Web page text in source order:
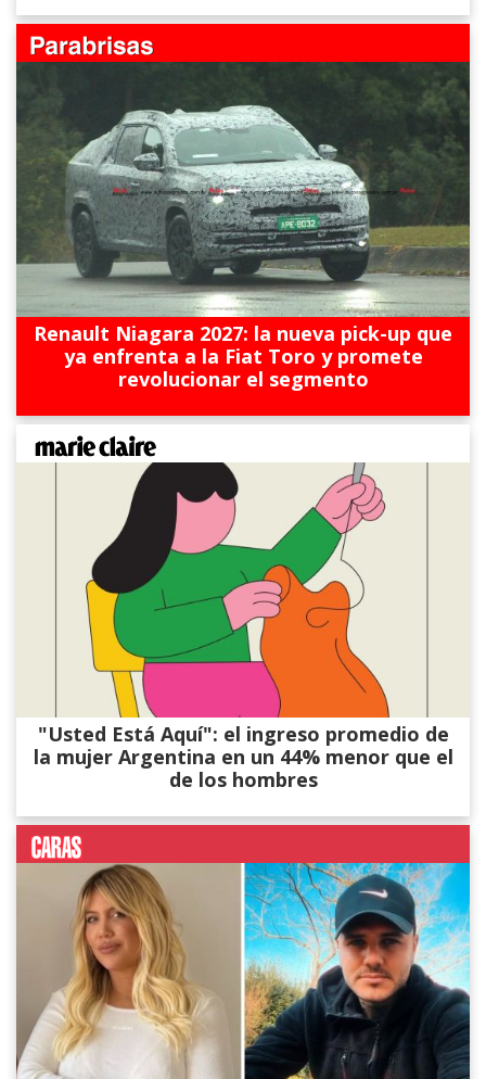
Renault Niagara 2027: la nueva pick-up que
ya enfrenta a la Fiat Toro y promete
revolucionar el segmento
"Usted Está Aquí": el ingreso promedio de
la mujer Argentina en un 44% menor que el
de los hombres